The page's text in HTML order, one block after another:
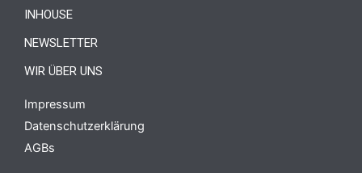
INHOUSE
NEWSLETTER
WIR ÜBER UNS
Impressum
Datenschutzerklärung
AGBs